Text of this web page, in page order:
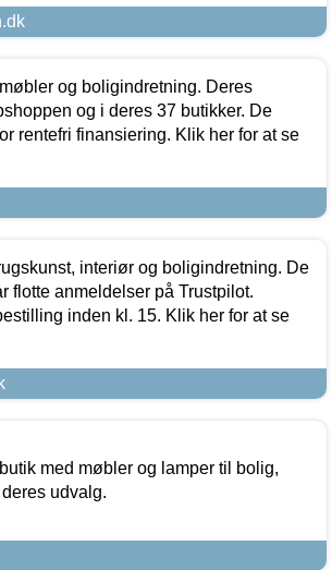
og boligindretning. Deres
og i deres 37 butikker. De
rentefri finansiering. Klik her for at se
interiør og boligindretning. De
flotte anmeldelser på Trustpilot.
inden kl. 15. Klik her for at se
med møbler og lamper til bolig,
udvalg.